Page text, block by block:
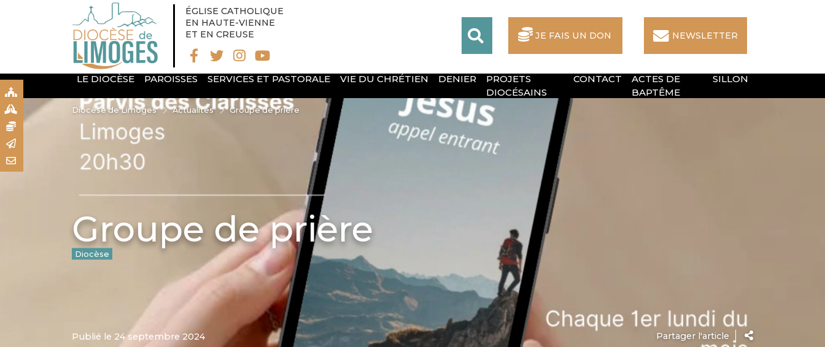
ÉGLISE CATHOLIQUE
EN HAUTE-VIENNE
ET EN CREUSE
JE FAIS UN DON NEWSLETTER
LE DIOCÈSE PAROISSES SERVICES ET PASTORALE VIE DU CHRÉTIEN DENIER
PROJETS
DIOCÉSAINS
CONTACT
ACTES DE
BAPTÊME
SILLON
Diocèse de Limoges Actualités Groupe de prière
Groupe de prière
Diocèse
Partager l'article
Publié le 24 septembre 2024